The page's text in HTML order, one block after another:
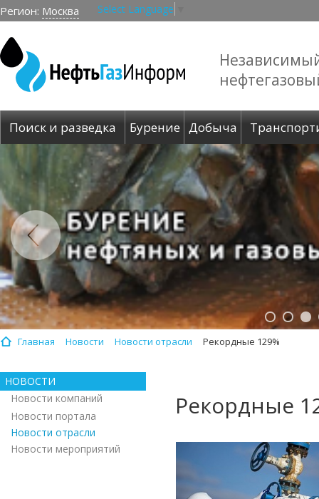
Регион: Москва Select Language
Поиск и разведка Бурение Добыча
Главная Новости Новости отрасли Рекордные 129%
НОВОСТИ
Новости компаний
Новости портала
Новости отрасли
Новости мероприятий
Рекордные